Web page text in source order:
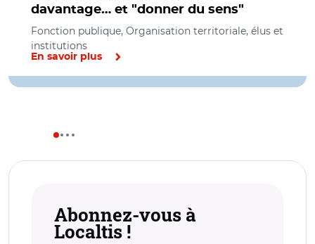
davantage… et "donner du sens"
Fonction publique, Organisation territoriale, élus et
institutions
En savoir plus
Abonnez-vous à
Localtis !